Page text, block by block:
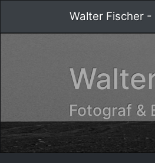
Walter Fischer -
Fotograf &